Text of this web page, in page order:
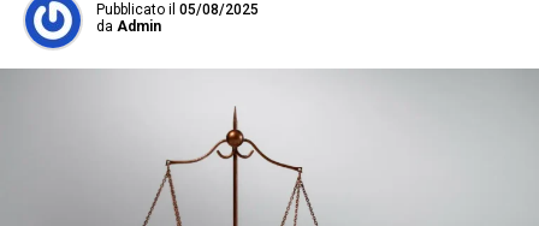
Pubblicato il 05/08/2025
da Admin